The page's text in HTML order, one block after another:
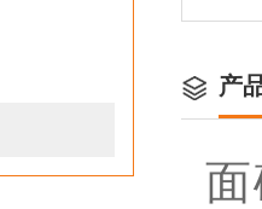
产